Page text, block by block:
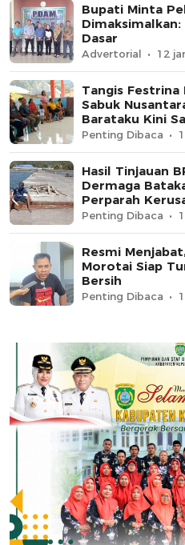
Bupati Minta
Dasar
Advertorial 12
Tangis Festrina
Sabuk
Barataku Kini
Penting Dibaca
Hasil Tinjauan
Dermaga
Perparah
Penting Dibaca
Resmi
Morotai Siap
Bersih
Penting Dibaca